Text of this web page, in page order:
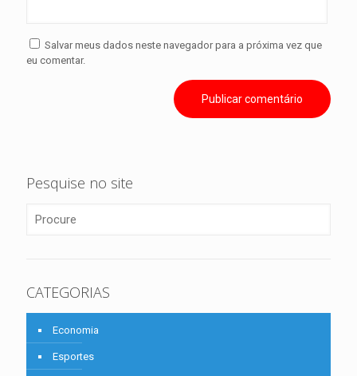
Salvar meus dados neste navegador para a próxima vez que
eu comentar.
Pesquise no site
CATEGORIAS
Economia
Esportes